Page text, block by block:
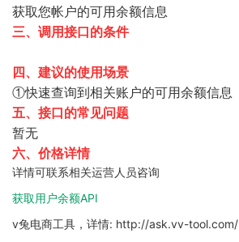
获取您帐户的可用余额信息
三、调用接口的条件
四、建议的使用场景
①快速查询到相关账户的可用余额信息
五、接口的常见问题
暂无
六、价格详情
详情可联系相关运营人员咨询
获取用户余额API
v兔电商工具，详情: http://ask.vv-tool.com/